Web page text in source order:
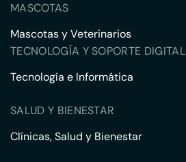
MASCOTAS
Mascotas y Veterinarios
TECNOLOGÍA Y SOPORTE DIGITAL
Tecnología e Informática
SALUD Y BIENESTAR
Clínicas, Salud y Bienestar